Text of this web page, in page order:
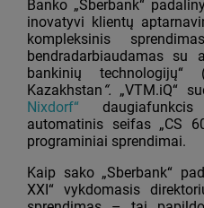
Banko „Sberbank“
inovatyvi klientų
kompleksinis
bendradarbiaudamas su
bankinių technologijų“
Kazakhstan “. „VTM.iQ“
Nixdorf“ daugiafunkcis
automatinis seifas „CS
programiniai sprendimai.
Kaip sako „Sberbank“
XXI“ vykdomasis